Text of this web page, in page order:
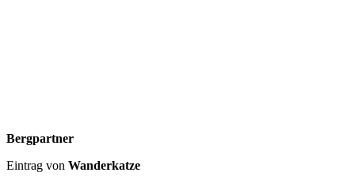
Bergpartner
Eintrag von Wanderkatze